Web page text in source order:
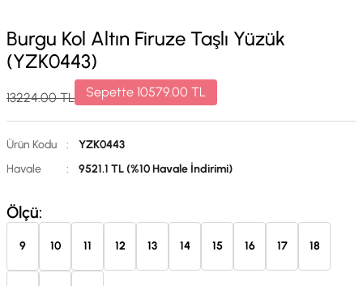
Burgu Kol Altın Firuze Taşlı Yüzük
(YZK0443)
13224.00TL Sepette 10579.00 TL
Ürün Kodu :
YZK0443
Havale
: 9521.1 TL (%10 Havale İndirimi)
Ölçü:
9 10 11 12 13 14 15 16 17 18